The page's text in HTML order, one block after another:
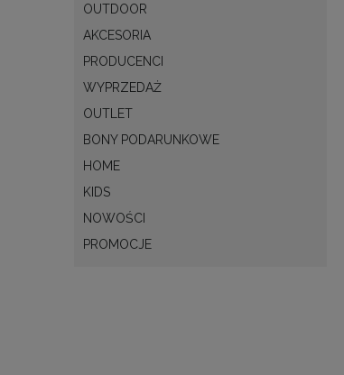
OUTDOOR
AKCESORIA
PRODUCENCI
WYPRZEDAŻ
OUTLET
BONY PODARUNKOWE
HOME
KIDS
NOWOŚCI
PROMOCJE